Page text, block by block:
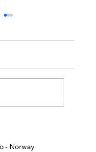
- Norway.